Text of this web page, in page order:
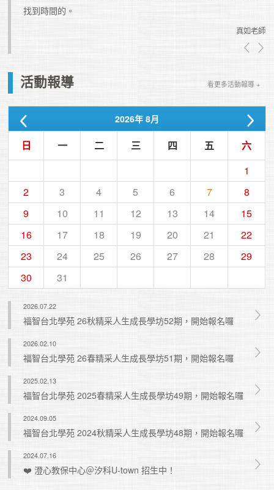
如老師找到時間的。
真如老師
活動報導 看更多活動報導 +
2026年 8月
日 一 二 三 四 五
六
1
2
3 4 5 6 7
8
9
10 11 12 13 14
15
16
17 18 19 20 21
22
23
24 25 26 27 28
29
30
31
2026.07.22
福智台北學苑 26秋精采人生成長學坊52期，開始報名囉
2026.02.10
福智台北學苑 26春精采人生成長學坊51期，開始報名囉
2025.02.13
福智台北學苑 2025春精采人生成長學坊49期，開始報名囉
2024.09.05
福智台北學苑 2024秋精采人生成長學坊48期，開始報名囉
2024.07.16
❤️ 澄心教保中心＠汐科U-town 招生中！